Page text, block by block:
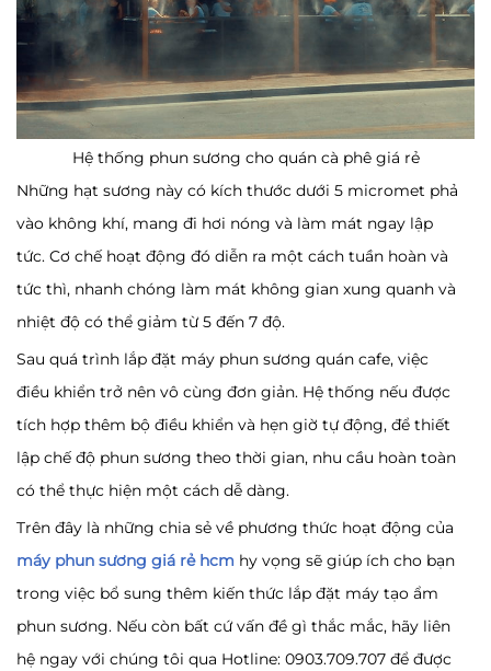
Hệ thống phun sương cho quán cà phê giá rẻ
Những hạt sương này có kích thước dưới 5 micromet phả
vào không khí, mang đi hơi nóng và làm mát ngay lập
tức. Cơ chế hoạt động đó diễn ra một cách tuần hoàn và
tức thì, nhanh chóng làm mát không gian xung quanh và
nhiệt độ có thể giảm từ 5 đến 7 độ.
Sau quá trình lắp đặt máy phun sương quán cafe, việc
điều khiển trở nên vô cùng đơn giản. Hệ thống nếu được
tích hợp thêm bộ điều khiển và hẹn giờ tự động, để thiết
lập chế độ phun sương theo thời gian, nhu cầu hoàn toàn
có thể thực hiện một cách dễ dàng.
Trên đây là những chia sẻ về phương thức hoạt động của
máy phun sương giá rẻ hcm hy vọng sẽ giúp ích cho bạn
trong việc bổ sung thêm kiến thức lắp đặt máy tạo ẩm
phun sương. Nếu còn bất cứ vấn đề gì thắc mắc, hãy liên
hệ ngay với chúng tôi qua Hotline: 0903.709.707 để được